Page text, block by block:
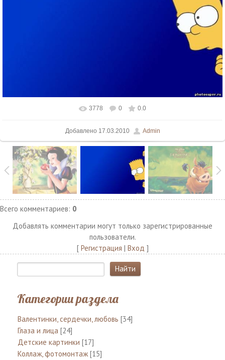
В реальном размере 800x600
3778 0 0.0
Добавлено 17.03.2010 Admin
Всего комментариев: 0
Добавлять комментарии могут только зарегистрированные
пользователи.
[ Регистрация | Вход ]
Категории раздела
Валентинки, сердечки, любовь [34]
Глаза и лица [24]
Детские картинки [17]
Коллаж, фотомонтаж [15]